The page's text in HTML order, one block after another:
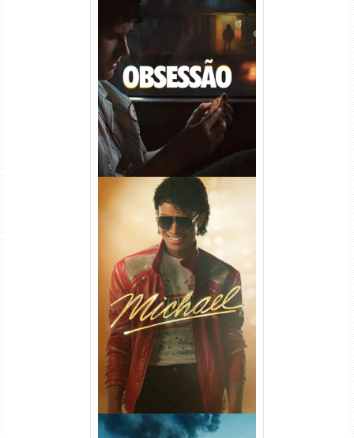
Obsessão Torrent (2026)
WEB-DL 1080p/4K Dual
Áudio
Michael Torrent (2026) WEB-
DL 1080p/4K Dual Áudio